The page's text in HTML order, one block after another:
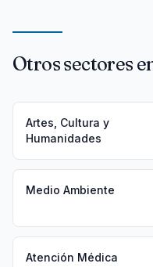
Otros sectores
Artes, Cultura y
Humanidades
Medio Ambiente
Atención Médica